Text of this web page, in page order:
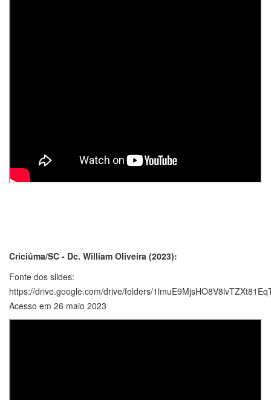
Criciúma/SC - Dc. William Oliveira (2023):
Fonte dos slides:
https://drive.google.com/drive/folders/
Acesso em 26 maio 2023